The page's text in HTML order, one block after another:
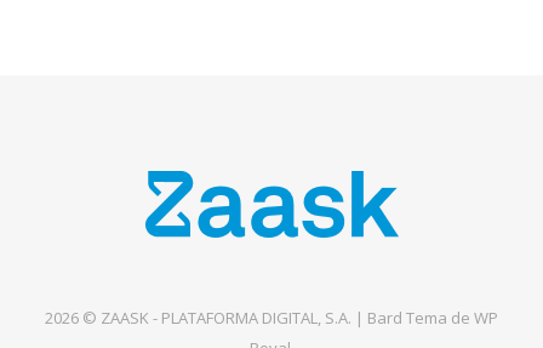
2026 © ZAASK - PLATAFORMA DIGITAL, S.A. | Bard Tema de WP